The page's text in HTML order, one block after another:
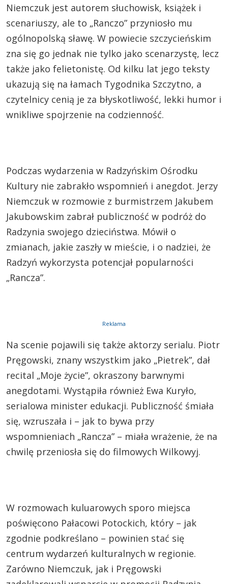
Niemczuk jest autorem słuchowisk, książek i
scenariuszy, ale to „Ranczo” przyniosło mu
ogólnopolską sławę. W powiecie szczycieńskim
zna się go jednak nie tylko jako scenarzystę, lecz
także jako felietonistę. Od kilku lat jego teksty
ukazują się na łamach Tygodnika Szczytno, a
czytelnicy cenią je za błyskotliwość, lekki humor i
wnikliwe spojrzenie na codzienność.
Podczas wydarzenia w Radzyńskim Ośrodku
Kultury nie zabrakło wspomnień i anegdot. Jerzy
Niemczuk w rozmowie z burmistrzem Jakubem
Jakubowskim zabrał publiczność w podróż do
Radzynia swojego dzieciństwa. Mówił o
zmianach, jakie zaszły w mieście, i o nadziei, że
Radzyń wykorzysta potencjał popularności
„Rancza”.
Reklama
Na scenie pojawili się także aktorzy serialu. Piotr
Pręgowski, znany wszystkim jako „Pietrek”, dał
recital „Moje życie”, okraszony barwnymi
anegdotami. Wystąpiła również Ewa Kuryło,
serialowa minister edukacji. Publiczność śmiała
się, wzruszała i – jak to bywa przy
wspomnieniach „Rancza” – miała wrażenie, że na
chwilę przeniosła się do filmowych Wilkowyj.
W rozmowach kuluarowych sporo miejsca
poświęcono Pałacowi Potockich, który – jak
zgodnie podkreślano – powinien stać się
centrum wydarzeń kulturalnych w regionie.
Zarówno Niemczuk, jak i Pręgowski